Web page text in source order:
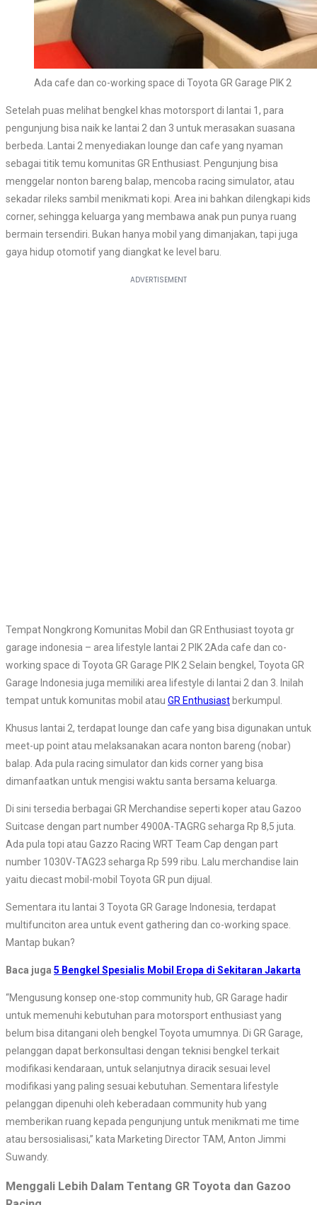
Ada cafe dan co-working space di Toyota GR Garage PIK 2
Setelah puas melihat bengkel khas motorsport di lantai 1, para
pengunjung bisa naik ke lantai 2 dan 3 untuk merasakan suasana
berbeda. Lantai 2 menyediakan lounge dan cafe yang nyaman
sebagai titik temu komunitas GR Enthusiast. Pengunjung bisa
menggelar nonton bareng balap, mencoba racing simulator, atau
sekadar rileks sambil menikmati kopi. Area ini bahkan dilengkapi kids
corner, sehingga keluarga yang membawa anak pun punya ruang
bermain tersendiri. Bukan hanya mobil yang dimanjakan, tapi juga
gaya hidup otomotif yang diangkat ke level baru.
Tempat Nongkrong Komunitas Mobil dan GR Enthusiast toyota gr
garage indonesia – area lifestyle lantai 2 PIK 2Ada cafe dan co-
working space di Toyota GR Garage PIK 2 Selain bengkel, Toyota GR
Garage Indonesia juga memiliki area lifestyle di lantai 2 dan 3. Inilah
tempat untuk komunitas mobil atau GR Enthusiast berkumpul.
Khusus lantai 2, terdapat lounge dan cafe yang bisa digunakan untuk
meet-up point atau melaksanakan acara nonton bareng (nobar)
balap. Ada pula racing simulator dan kids corner yang bisa
dimanfaatkan untuk mengisi waktu santa bersama keluarga.
Di sini tersedia berbagai GR Merchandise seperti koper atau Gazoo
Suitcase dengan part number 4900A-TAGRG seharga Rp 8,5 juta.
Ada pula topi atau Gazzo Racing WRT Team Cap dengan part
number 1030V-TAG23 seharga Rp 599 ribu. Lalu merchandise lain
yaitu diecast mobil-mobil Toyota GR pun dijual.
Sementara itu lantai 3 Toyota GR Garage Indonesia, terdapat
multifunciton area untuk event gathering dan co-working space.
Mantap bukan?
Baca juga 5 Bengkel Spesialis Mobil Eropa di Sekitaran Jakarta
“Mengusung konsep one-stop community hub, GR Garage hadir
untuk memenuhi kebutuhan para motorsport enthusiast yang
belum bisa ditangani oleh bengkel Toyota umumnya. Di GR Garage,
pelanggan dapat berkonsultasi dengan teknisi bengkel terkait
modifikasi kendaraan, untuk selanjutnya diracik sesuai level
modifikasi yang paling sesuai kebutuhan. Sementara lifestyle
pelanggan dipenuhi oleh keberadaan community hub yang
memberikan ruang kepada pengunjung untuk menikmati me time
atau bersosialisasi,” kata Marketing Director TAM, Anton Jimmi
Suwandy.
Menggali Lebih Dalam Tentang GR Toyota dan Gazoo